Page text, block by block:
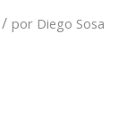
/ por Diego Sosa